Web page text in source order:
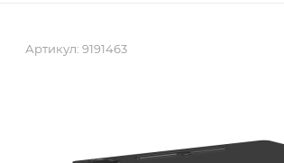
Артикул: 9191463